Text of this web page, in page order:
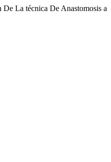
La técnica De Anastomosis a